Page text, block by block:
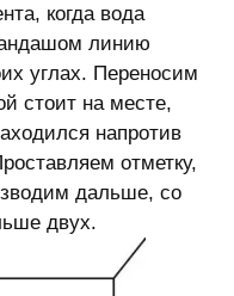
когда вода
линию
углах. Переносим
стоит на месте,
напротив
отметку,
дальше, со
двух.